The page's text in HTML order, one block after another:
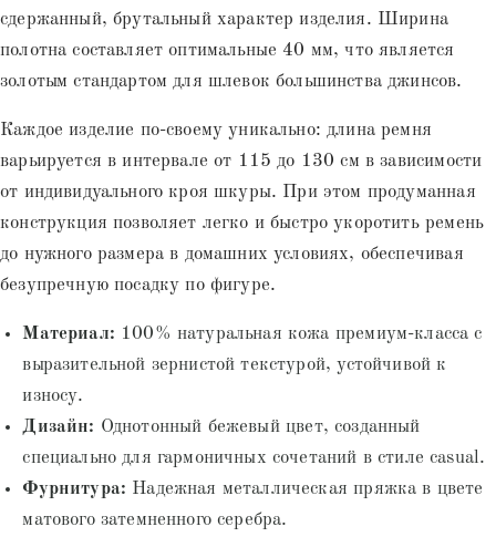
сдержанный, брутальный характер изделия. Ширина
полотна составляет оптимальные 40 мм, что является
золотым стандартом для шлевок большинства джинсов.
Каждое изделие по-своему уникально: длина ремня
варьируется в интервале от 115 до 130 см в зависимости
от индивидуального кроя шкуры. При этом продуманная
конструкция позволяет легко и быстро укоротить ремень
до нужного размера в домашних условиях, обеспечивая
безупречную посадку по фигуре.
Материал: 100% натуральная кожа премиум-класса с
выразительной зернистой текстурой, устойчивой к
износу.
Дизайн: Однотонный бежевый цвет, созданный
специально для гармоничных сочетаний в стиле casual.
Фурнитура: Надежная металлическая пряжка в цвете
матового затемненного серебра.